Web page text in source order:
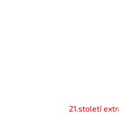
21.století